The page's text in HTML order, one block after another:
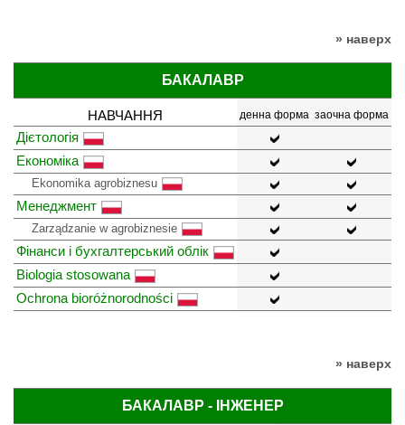
» наверх
БАКАЛАВР
НАВЧАННЯ денна форма заочна форма
Дієтологія
Економіка
Ekonomika agrobiznesu
Менеджмент
Zarządzanie w agrobiznesie
Фінанси і бухгалтерський облік
Biologia stosowana
Ochrona bioróżnorodności
» наверх
БАКАЛАВР - ІНЖЕНЕР